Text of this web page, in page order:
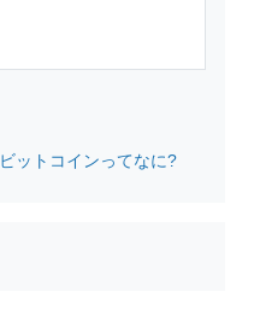
ビットコインってなに?